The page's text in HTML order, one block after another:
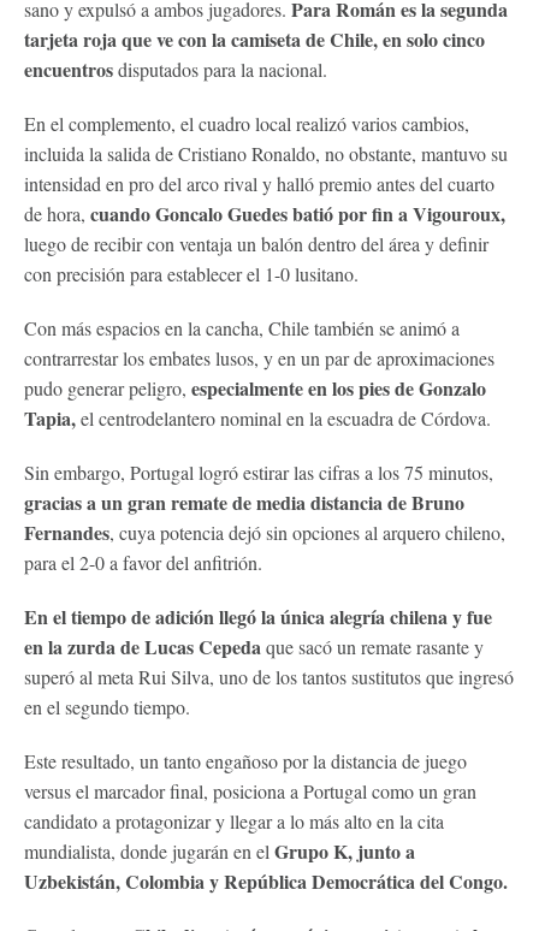
sano y expulsó a ambos jugadores. Para Román es la segunda
tarjeta roja que ve con la camiseta de Chile, en solo cinco
encuentrosdisputados para la nacional.
En el complemento, el cuadro local realizó varios cambios,
incluida la salida de Cristiano Ronaldo, no obstante, mantuvo su
intensidad en pro del arco rival y halló premio antes del cuarto
de hora, cuando Goncalo Guedes batió por fin a Vigouroux,
luego de recibir con ventaja un balón dentro del área y definir
con precisión para establecer el 1-0 lusitano.
Con más espacios en la cancha, Chile también se animó a
contrarrestar los embates lusos, y en un par de aproximaciones
pudo generar peligro, especialmente en los pies de Gonzalo
Tapia,el centrodelantero nominal en la escuadra de Córdova.
Sin embargo, Portugal logró estirar las cifras a los 75 minutos,
gracias a un gran remate de media distancia de Bruno
Fernandes, cuya potencia dejó sin opciones al arquero chileno,
para el 2-0 a favor del anfitrión.
En el tiempo de adición llegó la única alegría chilena y fue
en la zurda de Lucas Cepedaque sacó un remate rasante y
superó al meta Rui Silva, uno de los tantos sustitutos que ingresó
en el segundo tiempo.
Este resultado, un tanto engañoso por la distancia de juego
versus el marcador final, posiciona a Portugal como un gran
candidato a protagonizar y llegar a lo más alto en la cita
mundialista, donde jugarán en el Grupo K, junto a
Uzbekistán, Colombia y República Democrática del Congo.